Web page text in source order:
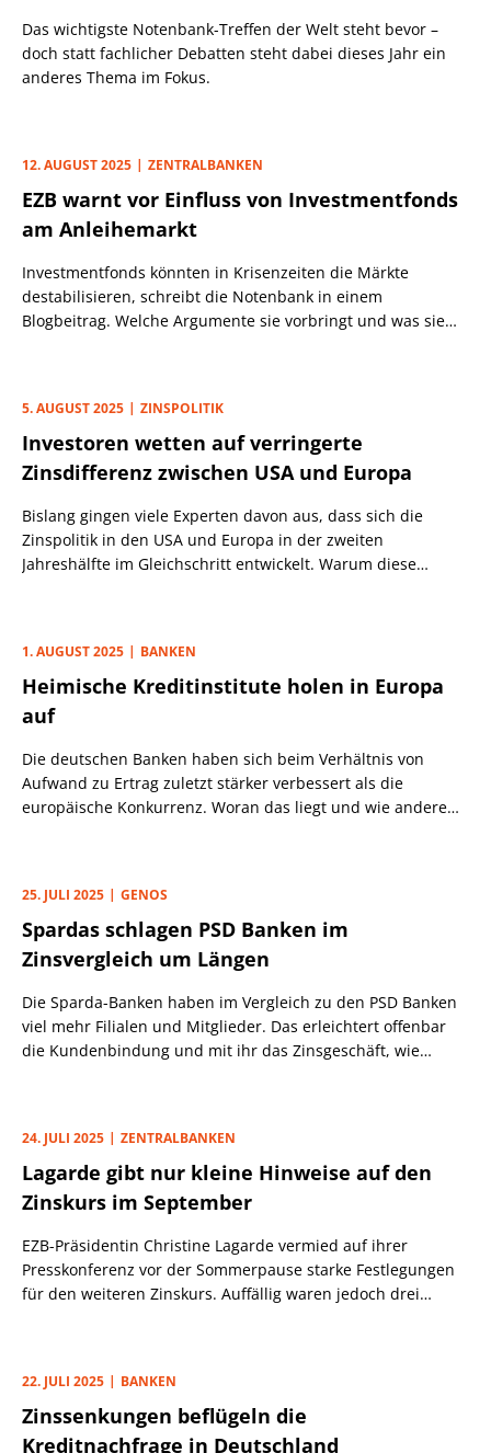
Das wichtigste Notenbank-Treffen der Welt steht bevor –
doch statt fachlicher Debatten steht dabei dieses Jahr ein
anderes Thema im Fokus.
12. AUGUST 2025 ZENTRALBANKEN
EZB warnt vor Einfluss von Investmentfonds
am Anleihemarkt
Investmentfonds könnten in Krisenzeiten die Märkte
destabilisieren, schreibt die Notenbank in einem
Blogbeitrag. Welche Argumente sie vorbringt und was sie
5. AUGUST 2025 ZINSPOLITIK
Investoren wetten auf verringerte
Zinsdifferenz zwischen USA und Europa
Bislang gingen viele Experten davon aus, dass sich die
Zinspolitik in den USA und Europa in der zweiten
Jahreshälfte im Gleichschritt entwickelt. Warum diese
1. AUGUST 2025 BANKEN
Heimische Kreditinstitute holen in Europa
auf
Die deutschen Banken haben sich beim Verhältnis von
Aufwand zu Ertrag zuletzt stärker verbessert als die
europäische Konkurrenz. Woran das liegt und wie andere
25. JULI 2025 GENOS
Spardas schlagen PSD Banken im
Zinsvergleich um Längen
Die Sparda-Banken haben im Vergleich zu den PSD Banken
viel mehr Filialen und Mitglieder. Das erleichtert offenbar
die Kundenbindung und mit ihr das Zinsgeschäft, wie
24. JULI 2025 ZENTRALBANKEN
Lagarde gibt nur kleine Hinweise auf den
Zinskurs im September
EZB-Präsidentin Christine Lagarde vermied auf ihrer
Presskonferenz vor der Sommerpause starke Festlegungen
für den weiteren Zinskurs. Auffällig waren jedoch drei
22. JULI 2025 BANKEN
Zinssenkungen beflügeln die
Kreditnachfrage in Deutschland